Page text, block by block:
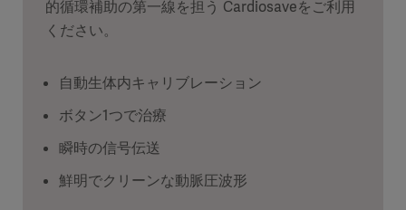
的循環補助の第一線を担う Cardiosaveをご利用
ください。
自動生体内キャリブレーション
ボタン1つで治療
瞬時の信号伝送
鮮明でクリーンな動脈圧波形